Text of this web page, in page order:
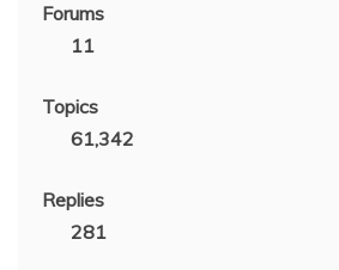
Forums
11
Topics
61,342
Replies
281